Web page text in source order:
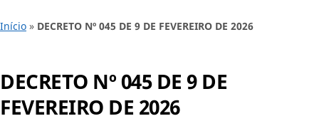
Início » DECRETO Nº 045 DE 9 DE FEVEREIRO DE 2026
DECRETO Nº 045 DE 9 DE
FEVEREIRO DE 2026